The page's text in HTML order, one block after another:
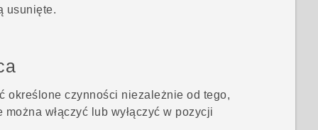
usunięte.
określone czynności niezależnie od tego,
włączyć lub wyłączyć w pozycji